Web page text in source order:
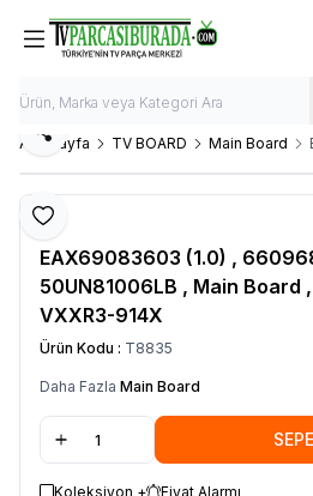
Ana Sayfa TV BOARD Main Board
Favoriye Ekle
Paylaş
LG
EAX69083603 (1.0) ,
50UN81006LB , Main Board
VXXR3-914X
Ürün Kodu : T8835
Daha Fazla Main Board
Koleksiyon + Fiyat Alarmı